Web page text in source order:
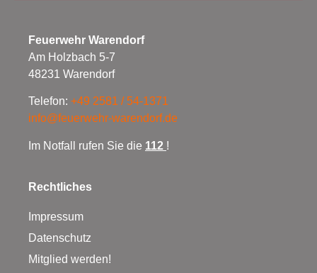
Feuerwehr Warendorf
Am Holzbach 5-7
48231 Warendorf
Telefon: +49 2581 / 54-1371
info@feuerwehr-warendorf.de
Im Notfall rufen Sie die 112 !
Rechtliches
Impressum
Datenschutz
Mitglied werden!